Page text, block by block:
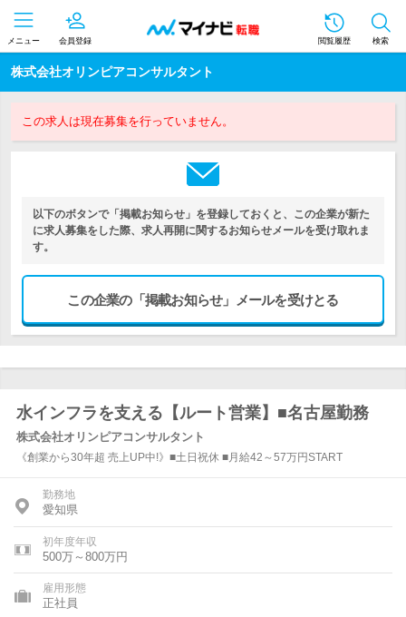
メニュー 会員登録 閲覧履歴 検索
株式会社オリンピアコンサルタント
この求人は現在募集を行っていません。
以下のボタンで「掲載お知らせ」を登録しておくと、この企業が新た
に求人募集をした際、求人再開に関するお知らせメールを受け取れま
す。
この企業の「掲載お知らせ」メールを受けとる
水インフラを支える【ルート営業】■名古屋勤務
株式会社オリンピアコンサルタント
《創業から30年超 売上UP中!》■土日祝休 ■月給42～57万円START
勤務地
愛知県
初年度年収
500万～800万円
雇用形態
正社員